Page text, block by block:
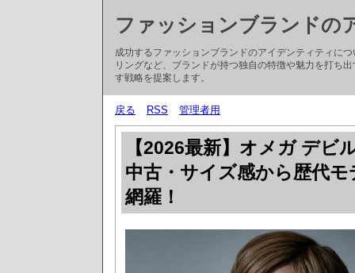
ファッションブランドの
成功するファッションブランドのアイデンティティに
リングなど、ブランドが持つ独自の特徴や魅力を打ち
す戦略を提案します。
戻る RSS 管理者用
【2026最新】オメガ デビ
中古・サイズ感から歴代
網羅！